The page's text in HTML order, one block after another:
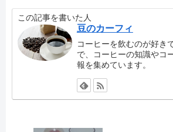
この記事を書いた人
豆のカーフィ
コーヒーを飲むのが好き
で、コーヒーの知識やコ
報を集めています。